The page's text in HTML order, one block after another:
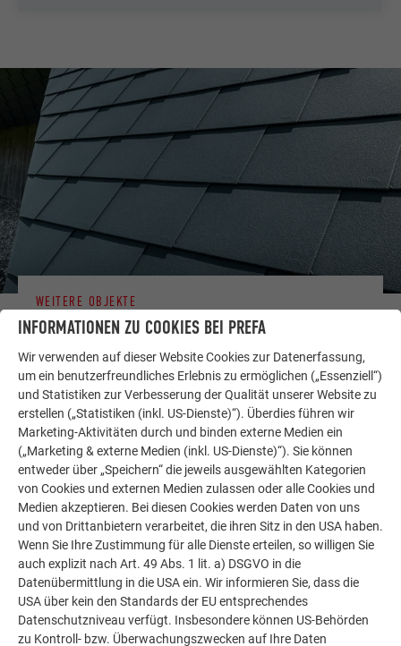
LASSEN SIE SICH INSPIRIEREN
WEITERE OBJEKTE
Die PREFA Referenzgalerie zeigt, wie vielseitig
Aluminium eingesetzt werden kann. Entdecken Sie
weitere beeindruckende Projekte mit den langlebigen
PREFA Aluminiumlösungen für Dach, Solar und
Fassade.
MEHR REFERENZEN ANSEHEN
INFORMATIONEN ZU COOKIES BEI PREFA
Wir verwenden auf dieser Website Cookies zur Datenerfassung,
um ein benutzerfreundliches Erlebnis zu ermöglichen („Essenziell“)
und Statistiken zur Verbesserung der Qualität unserer Website zu
erstellen („Statistiken (inkl. US-Dienste)“). Überdies führen wir
Marketing-Aktivitäten durch und binden externe Medien ein
(„Marketing & externe Medien (inkl. US-Dienste)“). Sie können
entweder über „Speichern“ die jeweils ausgewählten Kategorien
von Cookies und externen Medien zulassen oder alle Cookies und
Medien akzeptieren. Bei diesen Cookies werden Daten von uns
und von Drittanbietern verarbeitet, die ihren Sitz in den USA haben.
Wenn Sie Ihre Zustimmung für alle Dienste erteilen, so willigen Sie
auch explizit nach Art. 49 Abs. 1 lit. a) DSGVO in die
Datenübermittlung in die USA ein. Wir informieren Sie, dass die
USA über kein den Standards der EU entsprechendes
Datenschutzniveau verfügt. Insbesondere können US-Behörden
zu Kontroll- bzw. Überwachungszwecken auf Ihre Daten